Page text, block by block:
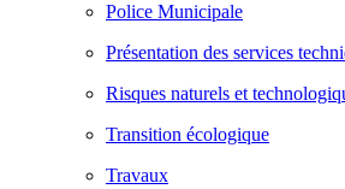
Police Municipale
Présentation des services
Risques naturels et
Transition écologique
Travaux